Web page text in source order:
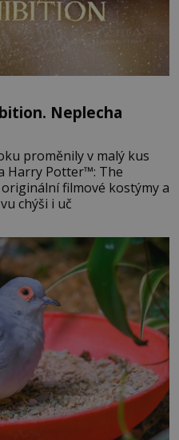
Neplecha
proměnily v malý kus
Harry Potter™: The
filmové kostýmy a
chýši i uč